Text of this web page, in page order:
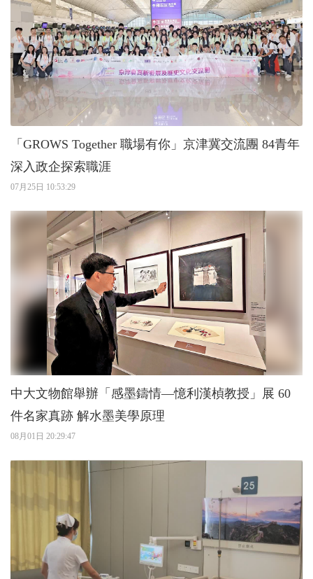
「GROWS Together 職場有你」京津冀交流團 84青年
深入政企探索職涯
07月25日 10:53:29
中大文物館舉辦「感墨鑄情—憶利漢楨教授」展 60
件名家真跡 解水墨美學原理
08月01日 20:29:47